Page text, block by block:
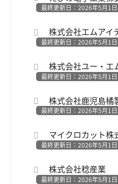
最終更新日：2026年5月1日
株式会社エムアイ
最終更新日：2026年5月1日
株式会社ユー・
最終更新日：2026年5月1日
株式会社鹿児島橘
最終更新日：2026年5月1日
マイクロカット株
最終更新日：2026年5月1日
株式会社稔産業
最終更新日：2026年5月1日